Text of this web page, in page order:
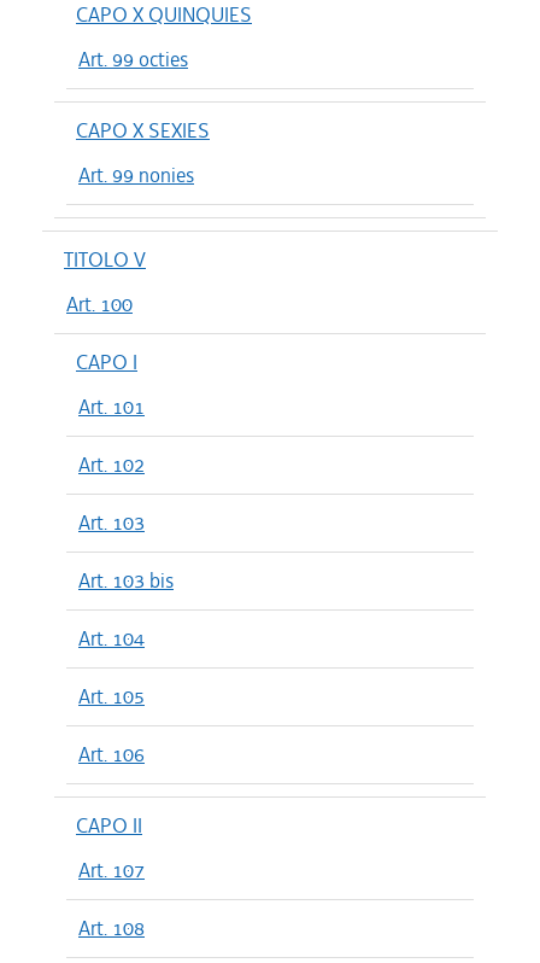
CAPO X QUINQUIES
Art. 99 octies
CAPO X SEXIES
Art. 99 nonies
TITOLO V
Art. 100
CAPO I
Art. 101
Art. 102
Art. 103
Art. 103 bis
Art. 104
Art. 105
Art. 106
CAPO II
Art. 107
Art. 108